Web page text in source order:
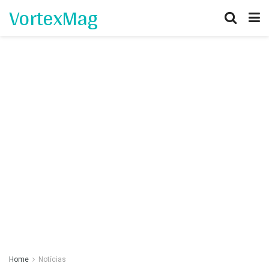
VortexMag
Home Notícias